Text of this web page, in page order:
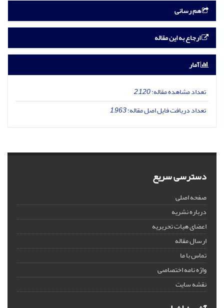
هم رسانی
ارجاع به این مقاله
آمار
تعداد مشاهده مقاله:2,120
تعداد دریافت فایل اصل مقاله:1,963
دسترسی سریع
صفحه اصلی
درباره نشریه
اعضای هیات تحریریه
ارسال مقاله
تماس با ما
واژه نامه اختصاصی
نقشه سایت